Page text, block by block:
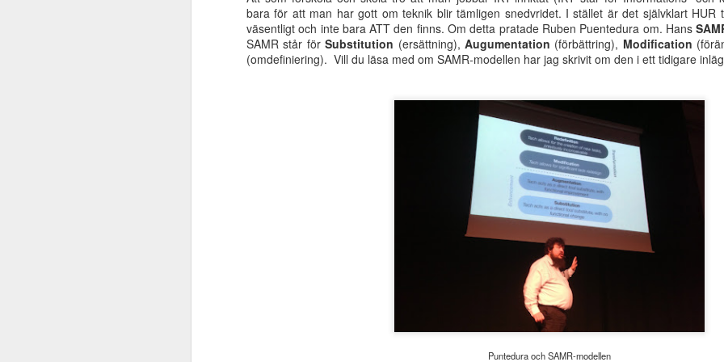
bara för att man har gott om teknik blir tämligen snedvridet. I stället är det självklart HUR
väsentligt och inte bara ATT den finns. Om detta pratade Ruben Puentedura om. Hans
SAMR står förSubstitution (ersättning),Augumentation (förbättring), Modification
(omdefiniering). Vill du läsa med om SAMR-modellen har jag skrivit om den i ett tidigare
Puntedura och SAMR-modellen
21
Nu är det dags att anmäla sig till Svenska Dyslexiföreningens
ubildningsdag Specialpedagogiskt perspektiv på
matematikundervisningen. Denna kommer att genomföras via Zoom
mellan kl. 13:00 - 16:10 tisdag den 22 mars.
Ny avhandling - Studier av läsrelaterade språkliga
förmågor i förskola och läsutveckling i grundskola
Den 3 februari 2022 disputerade Birgitta Herkner vid Stockholms
universitet inom specialpedagogik. Hennes avhandling indikerar
samband som påverkar språkutveckling, samt hur läsförmågan under
grundskoleåren utvecklas. Sammantaget indikerar studierna vikten av
Webbkonferens 3/2-22 - Dyslexi i samhället, i skolan